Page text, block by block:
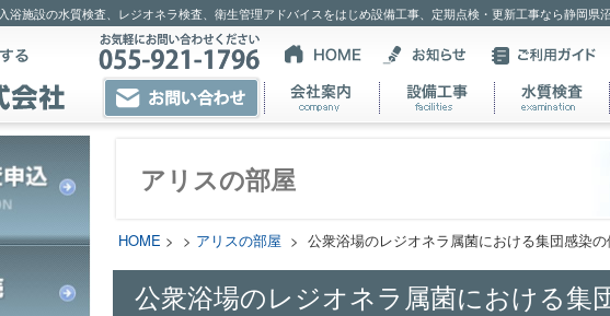
入浴施設の水質検査、レジオネラ検査、衛生管理アドバイスをはじめ設備工事、定期点検・更新工事なら静岡県
アリスの部屋
HOME > > アリスの部屋 > 公衆浴場のレジオネラ属菌における集団感染
公衆浴場のレジオネラ属菌における集